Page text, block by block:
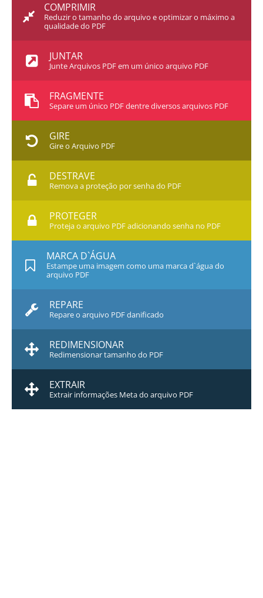
COMPRIMIR
Reduzir o tamanho do arquivo e optimizar o máximo a
qualidade do PDF
JUNTAR
Junte Arquivos PDF em um único arquivo PDF
FRAGMENTE
Separe um único PDF dentre diversos arquivos PDF
GIRE
Gire o Arquivo PDF
DESTRAVE
Remova a proteção por senha do PDF
PROTEGER
Proteja o arquivo PDF adicionando senha no PDF
MARCA D`ÁGUA
Estampe uma imagem como uma marca d`água do
arquivo PDF
REPARE
Repare o arquivo PDF danificado
REDIMENSIONAR
Redimensionar tamanho do PDF
EXTRAIR
Extrair informações Meta do arquivo PDF